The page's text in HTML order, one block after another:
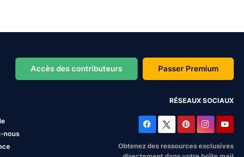
Accès des contributeurs Passer Premium
nous
RÉSEAUX SOCIAUX
Obtenez des ressources exclusives